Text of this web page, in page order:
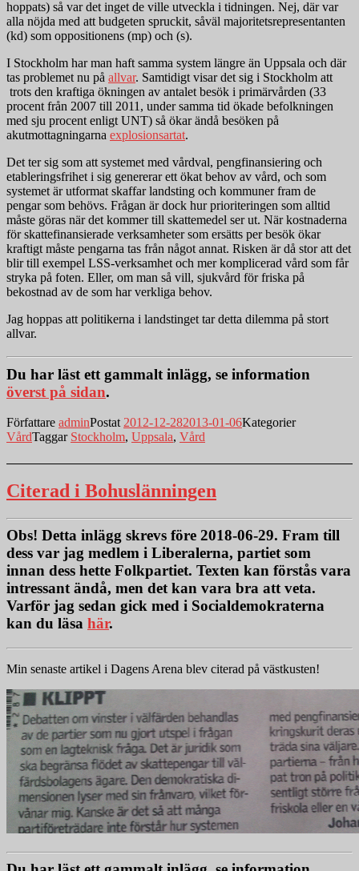
hoppats) så var det inget de ville utveckla i tidningen. Nej, där var
alla nöjda med att budgeten spruckit, såväl majoritetsrepresentanten
(kd) som oppositionens (mp) och (s).
I Stockholm har man haft samma system längre än Uppsala och där
tas problemet nu på allvar. Samtidigt visar det sig i Stockholm att
trots den kraftiga ökningen av antalet besök i primärvården (33
procent från 2007 till 2011, under samma tid ökade befolkningen
med sju procent enligt UNT) så ökar ändå besöken på
akutmottagningarna explosionsartat.
Det ter sig som att systemet med vårdval, pengfinansiering och
etableringsfrihet i sig genererar ett ökat behov av vård, och som
systemet är utformat skaffar landsting och kommuner fram de
pengar som behövs. Frågan är dock hur prioriteringen som alltid
måste göras när det kommer till skattemedel ser ut. När kostnaderna
för skattefinansierade verksamheter som ersätts per besök ökar
kraftigt måste pengarna tas från något annat. Risken är då stor att det
blir till exempel LSS-verksamhet och mer komplicerad vård som får
stryka på foten. Eller, om man så vill, sjukvård för friska på
bekostnad av de som har verkliga behov.
Jag hoppas att politikerna i landstinget tar detta dilemma på stort
allvar.
Du har läst ett gammalt inlägg, se information
överst på sidan.
Författare adminPostat 2012-12-282013-01-06Kategorier
VårdTaggar Stockholm, Uppsala, Vård
Citerad i Bohuslänningen
Obs! Detta inlägg skrevs före 2018-06-29. Fram till
dess var jag medlem i Liberalerna, partiet som
innan dess hette Folkpartiet. Texten kan förstås vara
intressant ändå, men det kan vara bra att veta.
Varför jag sedan gick med i Socialdemokraterna
kan du läsa här.
Min senaste artikel i Dagens Arena blev citerad på västkusten!